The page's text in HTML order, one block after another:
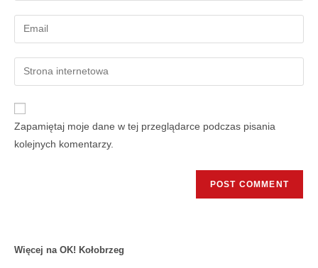
Zapamiętaj moje dane w tej przeglądarce podczas pisania
kolejnych komentarzy.
Więcej na OK! Kołobrzeg